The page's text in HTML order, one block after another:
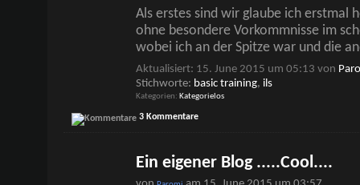
Als erstes sind wir glaube ich erstmal
ohne besondere Vorkommnisse im
wobei ich an der Spitze war und die
Aktualisiert: 15. June 2015 um 05:13 von
Stichworte: basic training, ils
Kategorien Kategorielos
3 Kommentare
Ein eigener Blog .....Cool....